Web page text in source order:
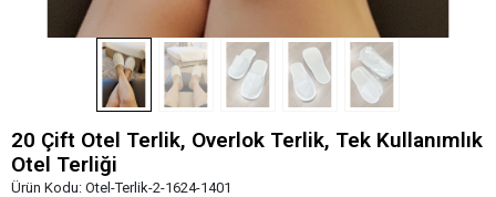
20 Çift Otel Terlik, Overlok Terlik, Tek Kullanımlık
Otel Terliği
Ürün Kodu: Otel-Terlik-2-1624-1401